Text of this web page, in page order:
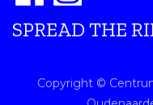
SPREAD THE
Copyright ©